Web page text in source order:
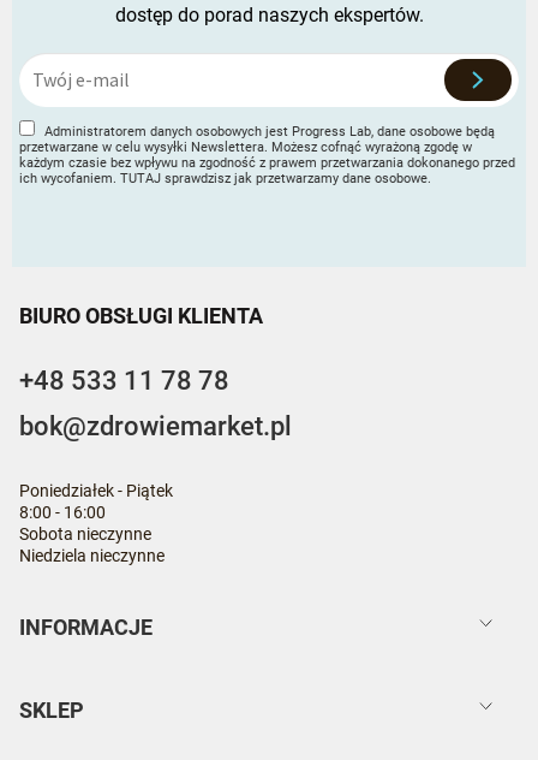
dostęp do porad naszych ekspertów.
Administratorem danych osobowych jest Progress Lab, dane osobowe będą
przetwarzane w celu wysyłki Newslettera. Możesz cofnąć wyrażoną zgodę w
każdym czasie bez wpływu na zgodność z prawem przetwarzania dokonanego przed
ich wycofaniem. TUTAJ sprawdzisz jak przetwarzamy dane osobowe.
BIURO OBSŁUGI KLIENTA
+48 533 11 78 78
bok@zdrowiemarket.pl
Poniedziałek - Piątek
8:00 - 16:00
Sobota nieczynne
Niedziela nieczynne
INFORMACJE
SKLEP